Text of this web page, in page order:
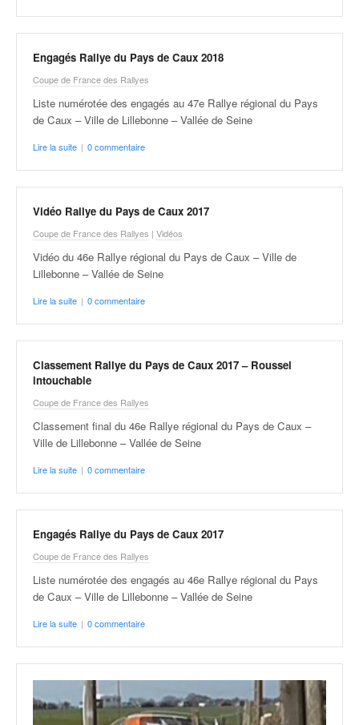
Engagés Rallye du Pays de Caux 2018
Coupe de France des Rallyes
Liste numérotée des engagés au 47e Rallye régional du Pays
de Caux – Ville de Lillebonne – Vallée de Seine
Lire la suite | 0 commentaire
Vidéo Rallye du Pays de Caux 2017
Coupe de France des Rallyes | Vidéos
Vidéo du 46e Rallye régional du Pays de Caux – Ville de
Lillebonne – Vallée de Seine
Lire la suite | 0 commentaire
Classement Rallye du Pays de Caux 2017 – Roussel
intouchable
Coupe de France des Rallyes
Classement final du 46e Rallye régional du Pays de Caux –
Ville de Lillebonne – Vallée de Seine
Lire la suite | 0 commentaire
Engagés Rallye du Pays de Caux 2017
Coupe de France des Rallyes
Liste numérotée des engagés au 46e Rallye régional du Pays
de Caux – Ville de Lillebonne – Vallée de Seine
Lire la suite | 0 commentaire